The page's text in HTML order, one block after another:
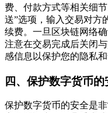
费、付款方式等相关细
送”选项，输入交易对方
续费。一旦区块链网络
注意在交易完成后关闭
感信息以保护您的隐私和
四、保护数字货币的
保护数字货币的安全是